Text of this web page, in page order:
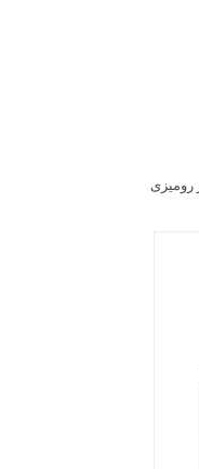
رومیزی